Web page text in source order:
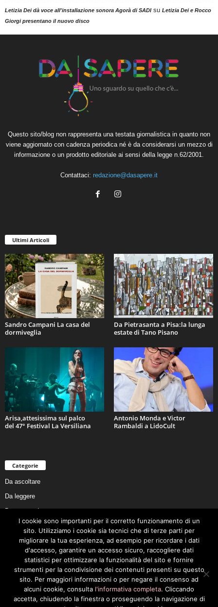
Letizia Dei dà voce all'installazione sonora Agorà di SADIsu Letizia Dei e Rocco
Giorgi presentano il nuovo disco
Questo sito/blog non rappresenta una testata giornalistica in quanto non
viene aggiornato con cadenza periodica né è da considerarsi un mezzo di
informazione o un prodotto editoriale ai sensi della legge n.62/2001.
Contattaci: redazione@dasapere.it
Ultimi Articoli
Sandro Campani La casa del
dormiveglia
Da Pietrasanta a Pisa:la lunga
estate di Tano Pisano
Arisa,attesissima sul palco
del 47° Festival La Versiliana
Antonio Monda e Victor
Rambaldi a LidoCult
Categorie
Da ascoltare
Da leggere
Da non perdere
Da conoscere
Da preservare
Da vivere
Cookie Policy
I cookie sono importanti per il corretto funzionamento di un
sito. Utilizziamo i cookie sia tecnici che di terze parti per
migliorare la tua esperienza, ad esempio per ricordare i dati
d'accesso, garantire un accesso sicuro, raccogliere dati
statistici per ottimizzare la funzionalità del sito e fornire
strumenti per la condivisione dei contenuti presenti su questo
sito. Per maggiori informazioni o per negare il consenso ad
alcuni cookie, consulta l'informativa completa. Cliccando
accetta, chiudendo la finestra o proseguendo la navigazione di